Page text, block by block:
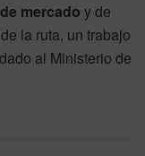
mercado y de
la ruta, un trabajo
al Ministerio de